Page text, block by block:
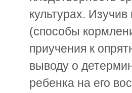
культурах.
(способы
приучения к
выводу о
ребенка на его